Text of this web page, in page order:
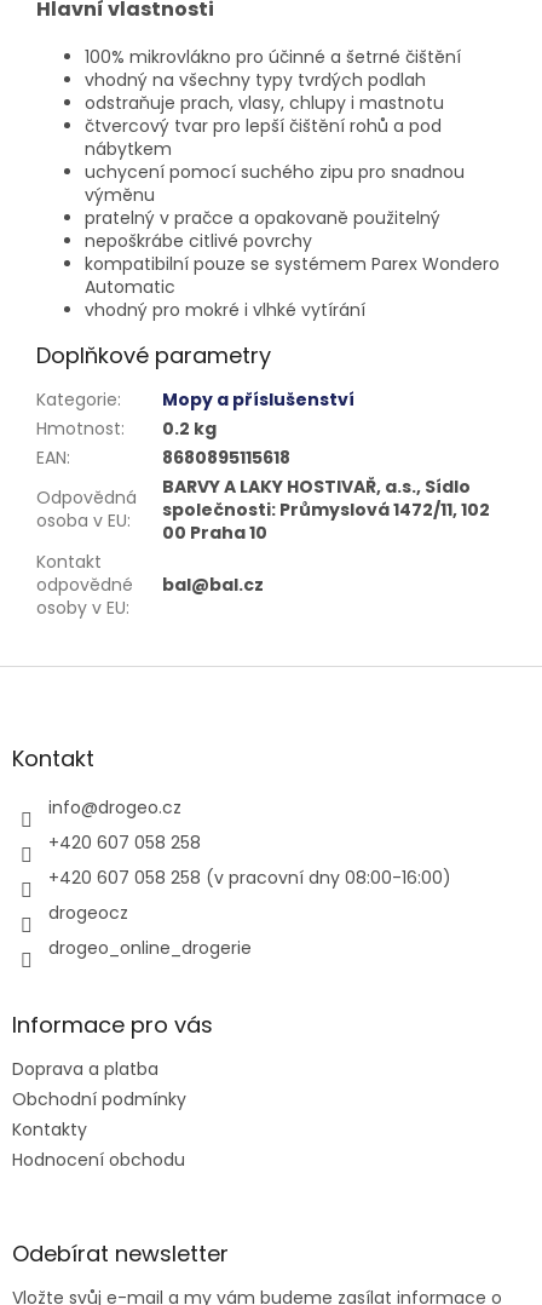
Hlavní vlastnosti
100% mikrovlákno pro účinné a šetrné čištění
vhodný na všechny typy tvrdých podlah
odstraňuje prach, vlasy, chlupy i mastnotu
čtvercový tvar pro lepší čištění rohů a pod
nábytkem
uchycení pomocí suchého zipu pro snadnou
výměnu
pratelný v pračce a opakovaně použitelný
nepoškrábe citlivé povrchy
kompatibilní pouze se systémem Parex Wondero
Automatic
vhodný pro mokré i vlhké vytírání
Doplňkové parametry
Kategorie:
Mopy a příslušenství
Hmotnost:
0.2 kg
EAN:
8680895115618
Odpovědná
osoba v EU:
BARVY A LAKY HOSTIVAŘ, a.s., Sídlo
společnosti: Průmyslová 1472/11, 102
00 Praha 10
Kontakt
odpovědné
osoby v EU:
bal@bal.cz
Z
aKontakt
info@drogeo.cz
+420 607 058 258
+420 607 058 258 (v pracovní dny 08:00-16:00)
drogeocz
drogeo_online_drogerie
Informace pro vás
Doprava a platba
Obchodní podmínky
Kontakty
Hodnocení obchodu
Odebírat newsletter
Vložte svůj e-mail a my vám budeme zasílat informace o